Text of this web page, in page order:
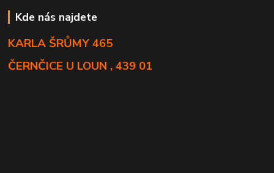
Kde nás najdete
KARLA ŠRŮMY 465
ČERNČICE U LOUN , 439 01